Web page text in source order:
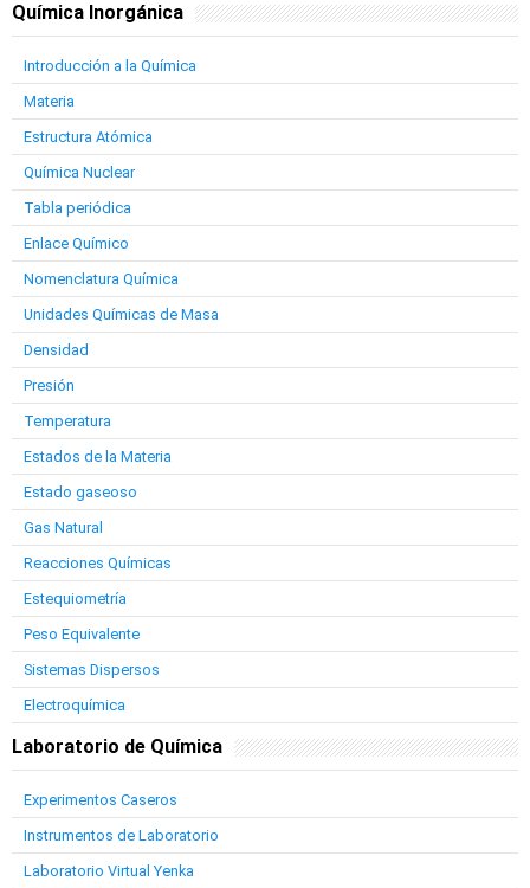
Química Inorgánica
Introducción a la Química
Materia
Estructura Atómica
Química Nuclear
Tabla periódica
Enlace Químico
Nomenclatura Química
Unidades Químicas de Masa
Densidad
Presión
Temperatura
Estados de la Materia
Estado gaseoso
Gas Natural
Reacciones Químicas
Estequiometría
Peso Equivalente
Sistemas Dispersos
Electroquímica
Laboratorio de Química
Experimentos Caseros
Instrumentos de Laboratorio
Laboratorio Virtual Yenka